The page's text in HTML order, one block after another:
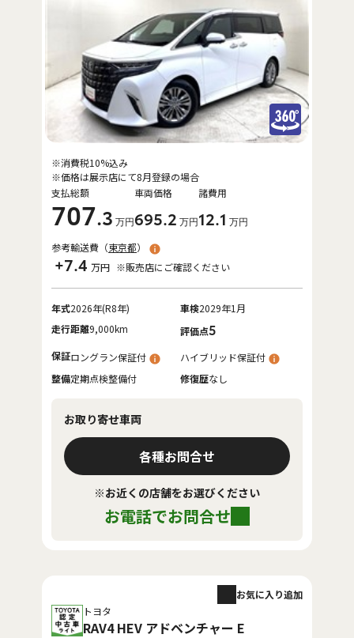
支払総額
707.3 万円
車両価格
695.2 万円
諸費用
12.1 万円
※消費税10%込み
※価格は展示店にて8月登録の場合
参考輸送費（東京都）
+7.4 万円 ※販売店にご確認ください
年式2026年(R8年) 車検2029年1月
走行距離9,000km 評価点5
保証ロングラン保証付
ハイブリッド保証付
整備定期点検整備付 修復歴なし
お取り寄せ車両
各種お問合せ
※お近くの店舗をお選びください
お電話でお問合せ
トヨタ
RAV4 HEV アドベンチャー E
お気に入り追加